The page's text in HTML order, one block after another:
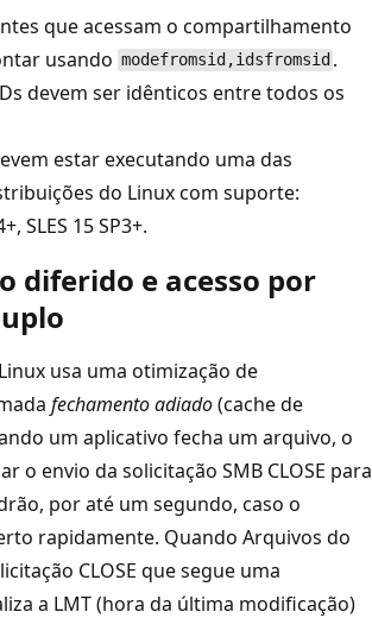
que acessam o compartilhamento
usando modefromsid,idsfromsid .
devem ser idênticos entre todos os
estar executando uma das
do Linux com suporte:
SLES 15 SP3+.
diferido e acesso por
usa uma otimização de
fechamento adiado(cache de
um aplicativo fecha um arquivo, o
o envio da solicitação SMB CLOSE para
por até um segundo, caso o
rapidamente. Quando Arquivos do
CLOSE que segue uma
a LMT (hora da última modificação)